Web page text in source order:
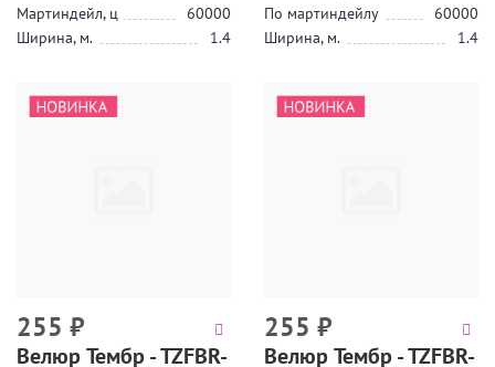
Мартиндейл, ц
60000
Ширина, м.
1.4
По мартиндейлу
60000
Ширина, м.
1.4
255 ₽
Велюр Тембр - TZFBR-
255 ₽
Велюр Тембр - TZFBR-